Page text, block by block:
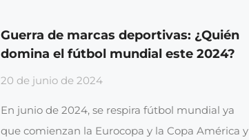
Guerra de marcas deportivas: ¿Quién
domina el fútbol mundial este 2024?
20 de junio de 2024
En junio de 2024, se respira fútbol mundial ya
que comienzan la Eurocopa y la Copa América y